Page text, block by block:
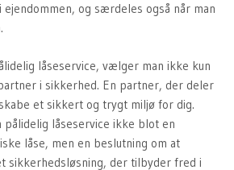
ejendommen, og særdeles også når man
låseservice, vælger man ikke kun
i sikkerhed. En partner, der deler
et sikkert og trygt miljø for dig.
låseservice ikke blot en
låse, men en beslutning om at
sikkerhedsløsning, der tilbyder fred i